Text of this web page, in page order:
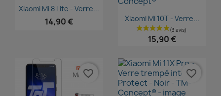
Aperçu rapide
Xiaomi Mi 8 Lite - Verre...
14,90 € Aperçu rapide
Xiaomi Mi 10T - Verre...
15,90 €
favorite_border favorite_border